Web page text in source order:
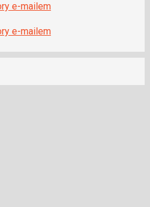
e-mailem
e-mailem